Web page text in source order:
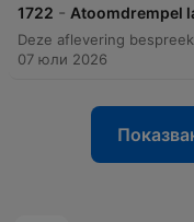
1722 - Atoomdrempel
07 юли 2026